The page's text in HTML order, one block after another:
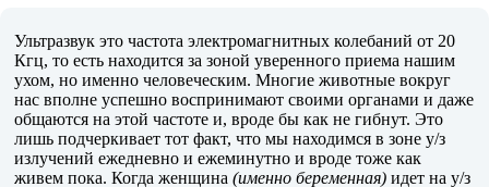
Ультразвук это частота электромагнитных колебаний от 20
Кгц, то есть находится за зоной уверенного приема нашим
ухом, но именно человеческим. Многие животные вокруг
нас вполне успешно воспринимают своими органами и даже
общаются на этой частоте и, вроде бы как не гибнут. Это
лишь подчеркивает тот факт, что мы находимся в зоне у/з
излучений ежедневно и ежеминутно и вроде тоже как
живем пока. Когда женщина(именно беременная) идет на у/з